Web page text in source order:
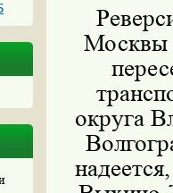
Москвы
округа